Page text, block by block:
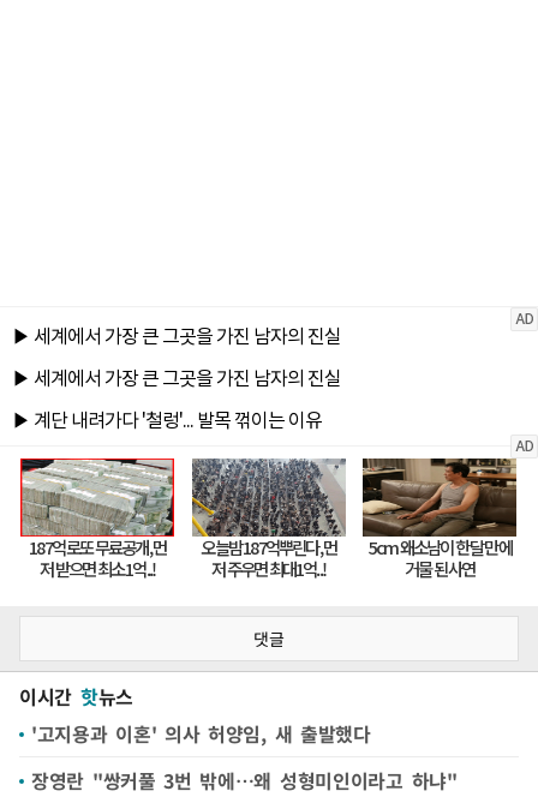
댓글
이시간 핫뉴스
'고지용과 이혼' 의사 허양임, 새 출발했다
장영란 "쌍커풀 3번 밖에…왜 성형미인이라고 하냐"